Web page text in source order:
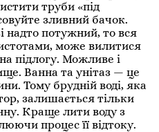
труби «під
зливний бачок.
надто потужний, то вся
може вилитися
підлогу. Можливе і
Ванна та унітаз — це
Тому брудній воді, яка
залишається тільки
Краще лити воду з
процес її відтоку.